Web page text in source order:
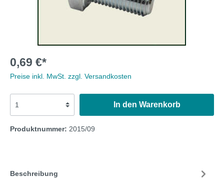
0,69 €*
Preise inkl. MwSt. zzgl. Versandkosten
In den Warenkorb
Produktnummer: 2015/09
Beschreibung